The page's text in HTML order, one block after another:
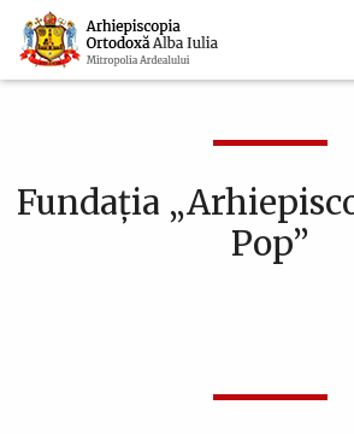
Mergi
la
conţinutul
Navigare
principală
Fundația
Pop”